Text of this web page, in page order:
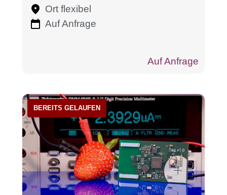
Ort flexibel
Auf Anfrage
Auf Anfrage